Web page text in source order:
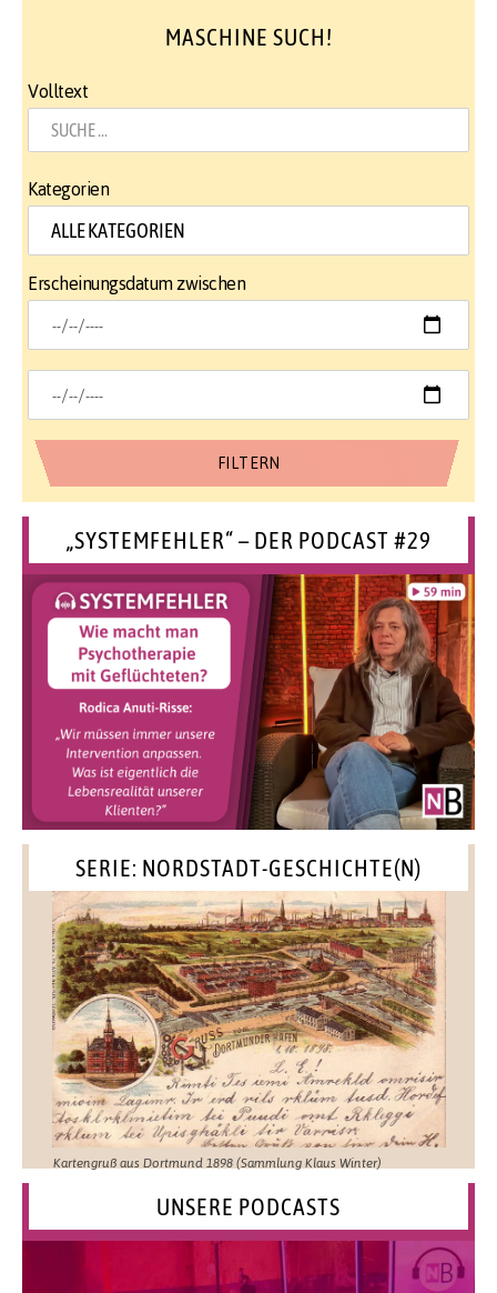
MASCHINE SUCH!
Volltext
Kategorien
Erscheinungsdatum zwischen
„SYSTEMFEHLER“ – DER PODCAST #29
SERIE: NORDSTADT-GESCHICHTE(N)
Kartengruß aus Dortmund 1898 (Sammlung Klaus Winter)
UNSERE PODCASTS